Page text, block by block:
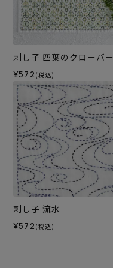
刺し子 四葉のクローバー
¥572 (税込)
刺し子 流水
¥572 (税込)